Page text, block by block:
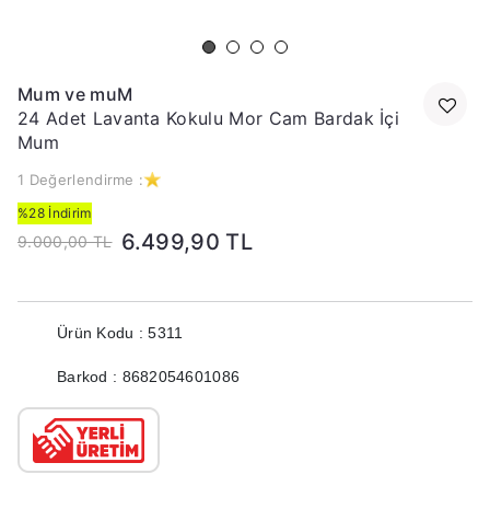
Mum ve muM
24 Adet Lavanta Kokulu Mor Cam Bardak İçi
Mum
1 Değerlendirme :
%28 İndirim
9.000,00 TL 6.499,90 TL
Ürün Kodu : 5311
Barkod : 8682054601086